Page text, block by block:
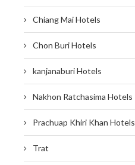
Chiang Mai Hotels
Chon Buri Hotels
kanjanaburi Hotels
Nakhon Ratchasima Hotels
Prachuap Khiri Khan Hotels
Trat